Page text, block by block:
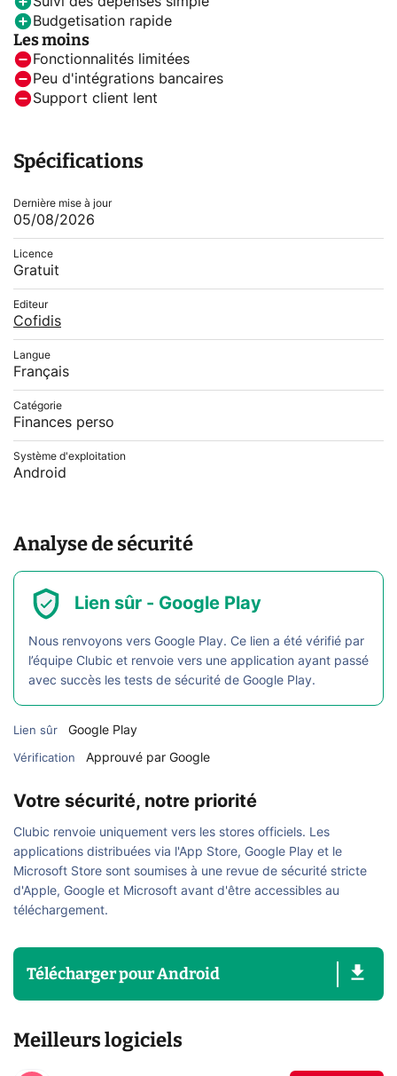
Budgetisation rapide
Les moins
Fonctionnalités limitées
Peu d'intégrations bancaires
Support client lent
Spécifications
Dernière mise à jour
05/08/2026
Licence
Gratuit
Editeur
Cofidis
Langue
Français
Catégorie
Finances perso
Système d'exploitation
Android
Analyse de sécurité
Lien sûr - Google Play
Nous renvoyons vers Google Play. Ce lien a été vérifié par
l’équipe Clubic et renvoie vers une application ayant passé
avec succès les tests de sécurité de Google Play.
Lien sûr Google Play
Vérification Approuvé par Google
Votre sécurité, notre priorité
Clubic renvoie uniquement vers les stores officiels. Les
applications distribuées via l'App Store, Google Play et le
Microsoft Store sont soumises à une revue de sécurité stricte
d'Apple, Google et Microsoft avant d'être accessibles au
téléchargement.
TéléchargerpourAndroid
Meilleurs logiciels